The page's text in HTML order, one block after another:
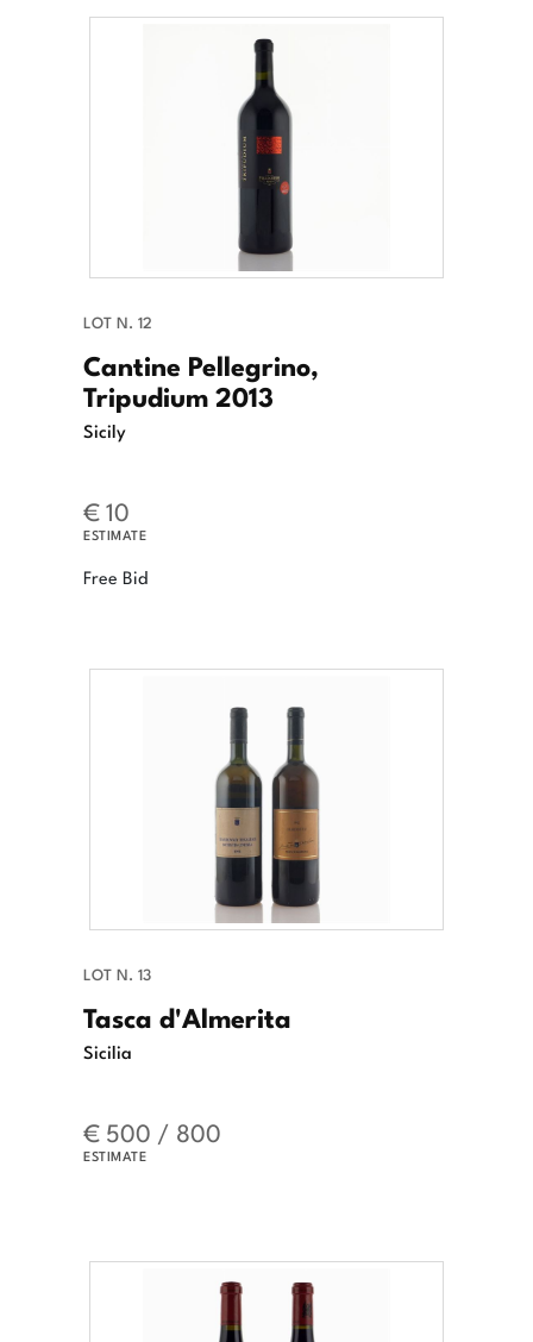
LOT N. 12
Cantine Pellegrino,
Tripudium 2013
Sicily
€ 10
ESTIMATE
Free Bid
LOT N. 13
Tasca d'Almerita
Sicilia
€ 500 / 800
ESTIMATE